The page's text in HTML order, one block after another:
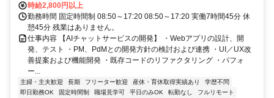
時給2,800円以上
勤務時間 固定時間制 08:50～17:20 08:50～17:20 実働7時間45分 休
憩45分 残業はありません。
仕事内容 【AIチャットサービスの開発】 ・Webアプリの設計、開
発、テスト ・PM、PdMとの開発方針の検討および連携 ・UI／UX改
善提案および機能開発 ・既存コードのリファクタリング ・パフォ
ー...
主婦・主夫歓迎 長期 フリーター歓迎 産休・育休取得実績あり
学歴不問
即日勤務OK
固定時間制 職場見学可 平日のみOK 転勤なし
フルリモート